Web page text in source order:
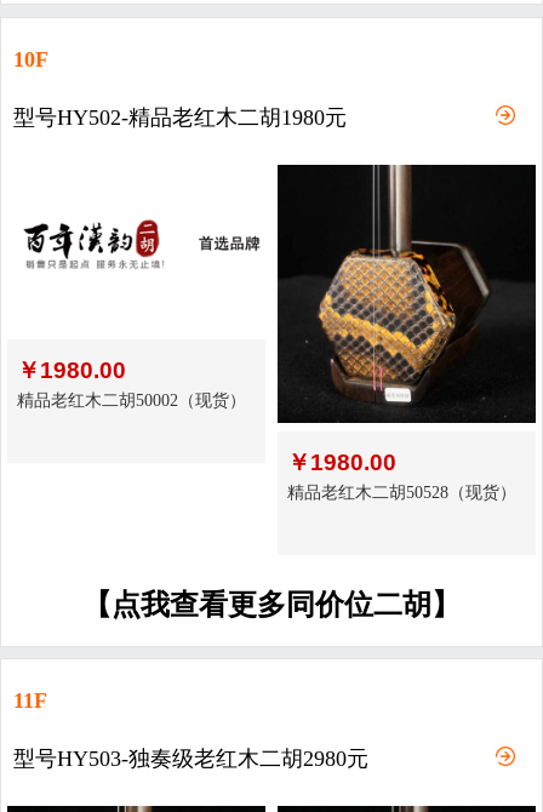
10F
型号HY502-精品老红木二胡1980元
￥1980.00
精品老红木二胡50002（现货）
￥1980.00
精品老红木二胡50528（现货）
【点我查看更多同价位二胡】
11F
型号HY503-独奏级老红木二胡2980元